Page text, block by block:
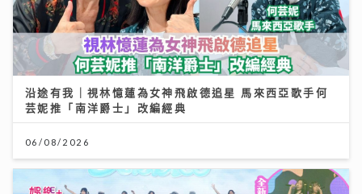
沿途有我｜視林憶蓮為女神飛啟德追星 馬來西亞歌手何
芸妮推「南洋爵士」改編經典
06/08/2026